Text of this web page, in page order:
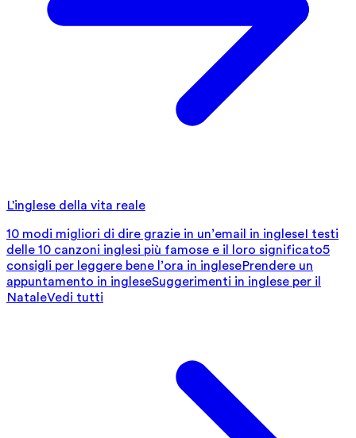
L'inglese della vita reale
10 modi migliori di dire grazie in un’email in ingleseI testi
delle 10 canzoni inglesi più famose e il loro significato5
consigli per leggere bene l’ora in inglesePrendere un
appuntamento in ingleseSuggerimenti in inglese per il
NataleVedi tutti